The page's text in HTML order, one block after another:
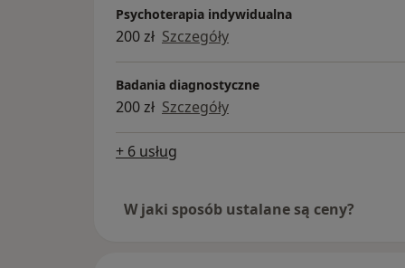
Psychoterapia indywidualna
200 zł Szczegóły
Badania diagnostyczne
200 zł Szczegóły
+ 6 usług
W jaki sposób ustalane są ceny?